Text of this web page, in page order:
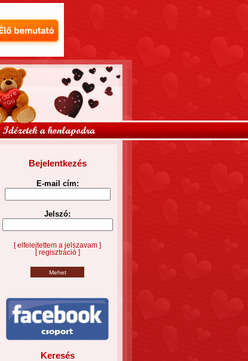
Bejelentkezés
E-mail cím:
Jelszó:
[ elfelejtettem a jelszavam ]
[ regisztráció ]
Keresés